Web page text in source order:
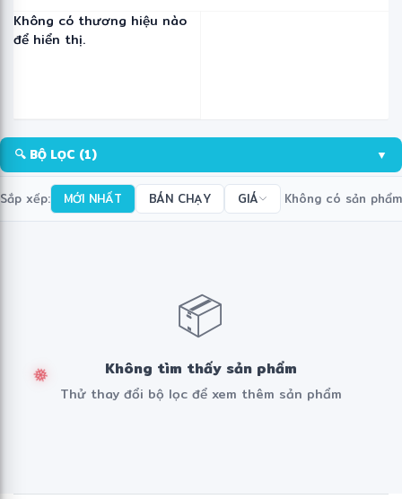
Không có thương hiệu nào
để hiển thị.
🔍 BỘ LỌC (1) ▼
Sắp xếp: MỚI NHẤT BÁN CHẠY GIÁ Không có sản phẩm
📦
Không tìm thấy sản phẩm
Thử thay đổi bộ lọc để xem thêm sản phẩm